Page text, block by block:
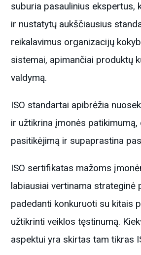
suburia pasaulinius ekspertus,
ir nustatytų aukščiausius
reikalavimus organizacijų
sistemai, apimančiai produktų
valdymą.
ISO standartai apibrėžia
ir užtikrina įmonės
pasitikėjimą ir supaprastina
ISO sertifikatas mažoms
labiausiai vertinama strateginė
padedanti konkuruoti su kitais
užtikrinti veiklos tęstinumą.
aspektui yra skirtas tam tikras